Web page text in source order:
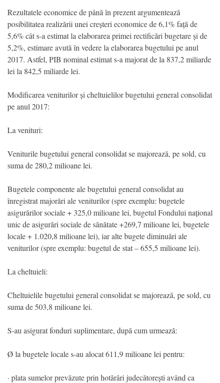
Rezultatele economice de până în prezent argumentează
posibilitatea realizării unei creșteri economice de 6,1% față de
5,6% cât s-a estimat la elaborarea primei rectificări bugetare și de
5,2%, estimare avută în vedere la elaborarea bugetului pe anul
2017. Astfel, PIB nominal estimat s-a majorat de la 837,2 miliarde
lei la 842,5 miliarde lei.
Modificarea veniturilor și cheltuielilor bugetului general consolidat
pe anul 2017:
La venituri:
Veniturile bugetului general consolidat se majorează, pe sold, cu
suma de 280,2 milioane lei.
Bugetele componente ale bugetului general consolidat au
înregistrat majorări ale veniturilor (spre exemplu: bugetele
asigurărilor sociale + 325,0 milioane lei, bugetul Fondului național
unic de asigurări sociale de sănătate +269,7 milioane lei, bugetele
locale + 1.020,8 milioane lei), iar alte bugete diminuări ale
veniturilor (spre exemplu: bugetul de stat – 655,5 milioane lei).
La cheltuieli:
Cheltuielile bugetului general consolidat se majorează, pe sold, cu
suma de 503,8 milioane lei.
S-au asigurat fonduri suplimentare, după cum urmează:
Ø la bugetele locale s-au alocat 611,9 milioane lei pentru:
· plata sumelor prevăzute prin hotărâri judecătorești având ca